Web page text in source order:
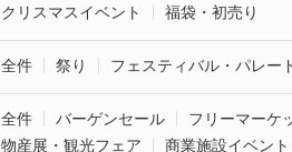
クリスマスイベント
福袋・初売り
全件 祭り フェスティバル・パレー
全件 バーゲンセール フリーマーケ
物産展・観光フェア
商業施設イベント